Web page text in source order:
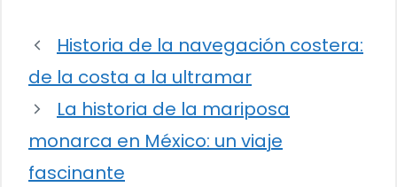
Historia de la navegación costera:
de la costa a la ultramar
La historia de la mariposa
monarca en México: un viaje
fascinante